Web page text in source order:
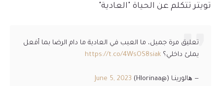
تويتر تتكلم عن الحياة "العادية"
تعليق مرة جميل، ما العيب في العادية ما دام الرضا بما أفعل
يملئ داخلي؟ https://t.co/4WsOS8siak
— ھالورينـا (@Hlorinaa) June 5, 2023